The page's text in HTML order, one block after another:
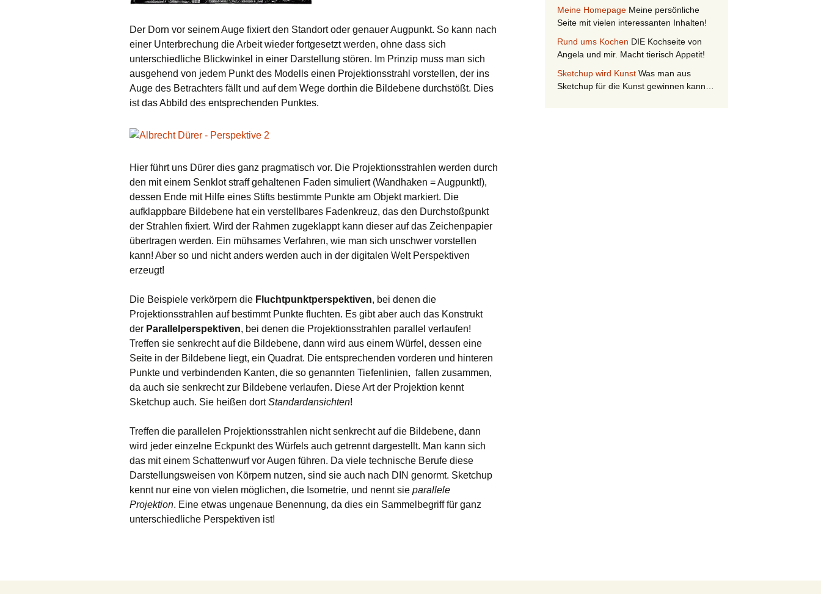
Der Dorn vor seinem Auge fixiert den Standort oder genauer Augpunkt. So kann nach
einer Unterbrechung die Arbeit wieder fortgesetzt werden, ohne dass sich
unterschiedliche Blickwinkel in einer Darstellung stören. Im Prinzip muss man sich
ausgehend von jedem Punkt des Modells einen Projektionsstrahl vorstellen, der ins
Auge des Betrachters fällt und auf dem Wege dorthin die Bildebene durchstößt. Dies
ist das Abbild des entsprechenden Punktes.
Hier führt uns Dürer dies ganz pragmatisch vor. Die Projektionsstrahlen werden durch
den mit einem Senklot straff gehaltenen Faden simuliert (Wandhaken = Augpunkt!),
dessen Ende mit Hilfe eines Stifts bestimmte Punkte am Objekt markiert. Die
aufklappbare Bildebene hat ein verstellbares Fadenkreuz, das den Durchstoßpunkt
der Strahlen fixiert. Wird der Rahmen zugeklappt kann dieser auf das Zeichenpapier
übertragen werden. Ein mühsames Verfahren, wie man sich unschwer vorstellen
kann! Aber so und nicht anders werden auch in der digitalen Welt Perspektiven
erzeugt!
Die Beispiele verkörpern die Fluchtpunktperspektiven, bei denen die
Projektionsstrahlen auf bestimmt Punkte fluchten. Es gibt aber auch das Konstrukt
der Parallelperspektiven, bei denen die Projektionsstrahlen parallel verlaufen!
Treffen sie senkrecht auf die Bildebene, dann wird aus einem Würfel, dessen eine
Seite in der Bildebene liegt, ein Quadrat. Die entsprechenden vorderen und hinteren
Punkte und verbindenden Kanten, die so genannten Tiefenlinien, fallen zusammen,
da auch sie senkrecht zur Bildebene verlaufen. Diese Art der Projektion kennt
Sketchup auch. Sie heißen dortStandardansichten!
Treffen die parallelen Projektionsstrahlen nicht senkrecht auf die Bildebene, dann
wird jeder einzelne Eckpunkt des Würfels auch getrennt dargestellt. Man kann sich
das mit einem Schattenwurf vor Augen führen. Da viele technische Berufe diese
Darstellungsweisen von Körpern nutzen, sind sie auch nach DIN genormt. Sketchup
kennt nur eine von vielen möglichen, die Isometrie, und nennt sie parallele
Projektion. Eine etwas ungenaue Benennung, da dies ein Sammelbegriff für ganz
unterschiedliche Perspektiven ist!
Meine Homepage Meine persönliche
Seite mit vielen interessanten Inhalten!
Rund ums Kochen DIE Kochseite von
Angela und mir. Macht tierisch Appetit!
Sketchup wird Kunst Was man aus
Sketchup für die Kunst gewinnen kann…